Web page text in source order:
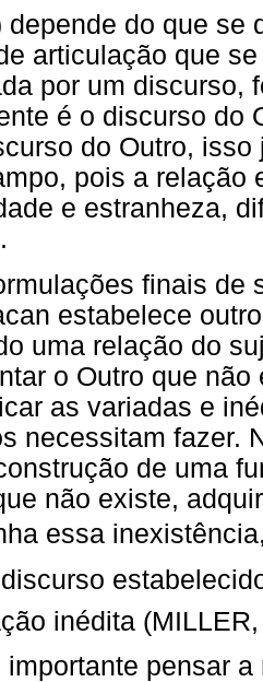
depende do que se
articulação que
por um discurso,
é o discurso do
do Outro,
pois a relação
e estranheza,
finais de
estabelece
uma relação do
o Outro que
as variadas e
necessitam fazer.
de uma
não existe,
essa
inédita
importante pensar